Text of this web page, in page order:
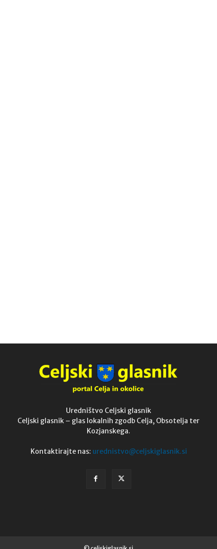
Uredništvo Celjski glasnik
Celjski glasnik – glas lokalnih zgodb Celja, Obsotelja ter
Kozjanskega.
Kontaktirajte nas: urednistvo@celjskiglasnik.si